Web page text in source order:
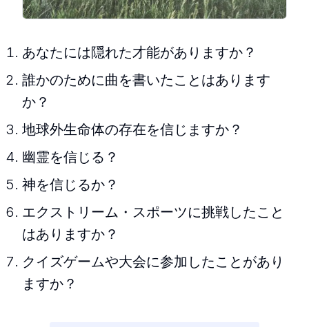
あなたには隠れた才能がありますか？
誰かのために曲を書いたことはあります
か？
地球外生命体の存在を信じますか？
幽霊を信じる？
神を信じるか？
エクストリーム・スポーツに挑戦したこと
はありますか？
クイズゲームや大会に参加したことがあり
ますか？